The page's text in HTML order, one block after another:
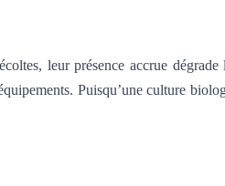
leur présence accrue
Puisqu’une culture